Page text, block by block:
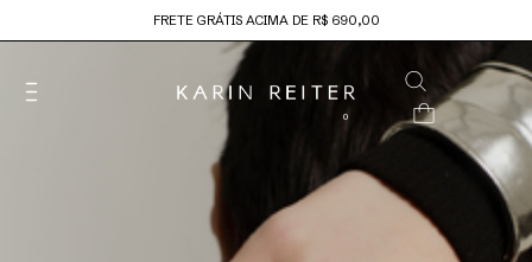
FRETE GRÁTIS ACIMA DE R$ 690,00
0